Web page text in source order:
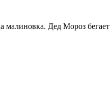
Дед Мороз